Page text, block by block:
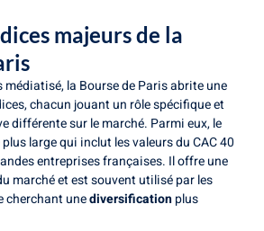
majeurs de la
médiatisé, la Bourse de Paris abrite une
chacun jouant un rôle spécifique et
différente sur le marché. Parmi eux, le
large qui inclut les valeurs du CAC 40
entreprises françaises. Il offre une
marché et est souvent utilisé par les
cherchant unediversificationplus